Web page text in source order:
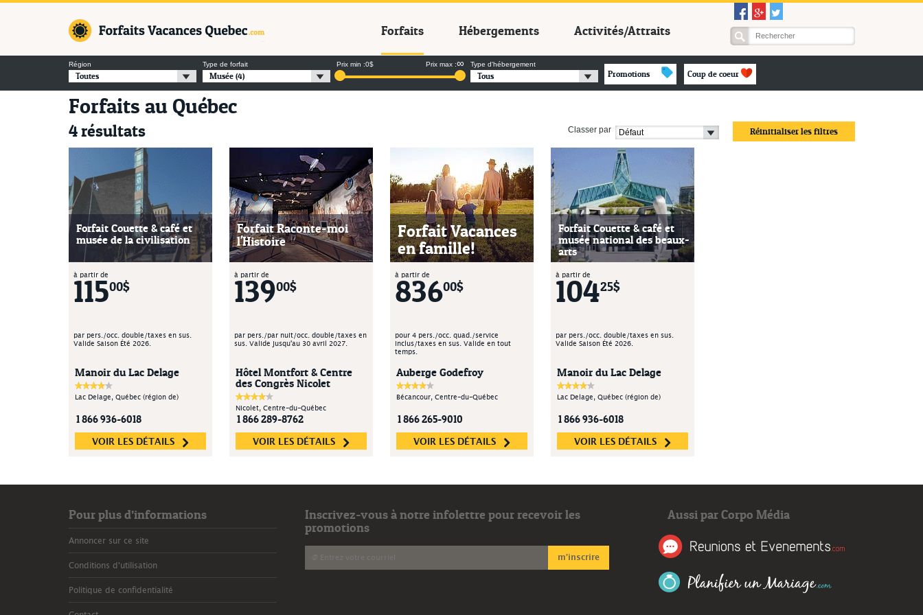
Forfaits Hébergements Activités/Attraits
Région
Toutes
Type de forfait
Musée (4)
Prix min :0$ ∞
Prix max : Type d'hébergement
Tous Promotions Coup de coeur
Forfaits au Québec
4 résultats Réinitialiser les filtres
Classer par
Forfait Couette & café et
musée de la civilisation
à partir de
11500$
par pers./occ. double/taxes en sus.
Valide Saison Été 2026.
Manoir du Lac Delage
Lac Delage, Québec (région de)
1 866 936-6018
VOIR LES DÉTAILS
Forfait Raconte-moi
l'Histoire
à partir de
13900$
par pers./par nuit/occ. double/taxes en
sus. Valide jusqu'au 30 avril 2027.
Hôtel Montfort & Centre
des Congrès Nicolet
Nicolet, Centre-du-Québec
1 866 289-8762
VOIR LES DÉTAILS
Forfait Vacances
en famille!
à partir de
83600$
pour 4 pers./occ. quad./service
inclus/taxes en sus. Valide en tout
temps.
Auberge Godefroy
Bécancour, Centre-du-Québec
1 866 265-9010
VOIR LES DÉTAILS
Forfait Couette & café et
musée national des beaux-
arts
à partir de
10425$
par pers./occ. double/taxes en sus.
Valide Saison Été 2026.
Manoir du Lac Delage
Lac Delage, Québec (région de)
1 866 936-6018
VOIR LES DÉTAILS
Pour plus d’informations
Annoncer sur ce site
Conditions d'utilisation
Politique de confidentialité
Inscrivez-vous à notre infolettre pour recevoir les
promotions
Aussi par Corpo Média